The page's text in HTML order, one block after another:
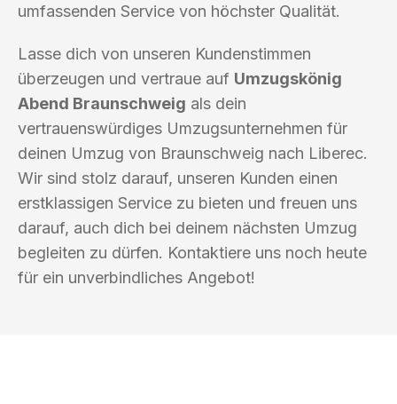
umfassenden Service von höchster Qualität.
Lasse dich von unseren Kundenstimmen
überzeugen und vertraue auf Umzugskönig
Abend Braunschweig als dein
vertrauenswürdiges Umzugsunternehmen für
deinen Umzug von Braunschweig nach Liberec.
Wir sind stolz darauf, unseren Kunden einen
erstklassigen Service zu bieten und freuen uns
darauf, auch dich bei deinem nächsten Umzug
begleiten zu dürfen. Kontaktiere uns noch heute
für ein unverbindliches Angebot!